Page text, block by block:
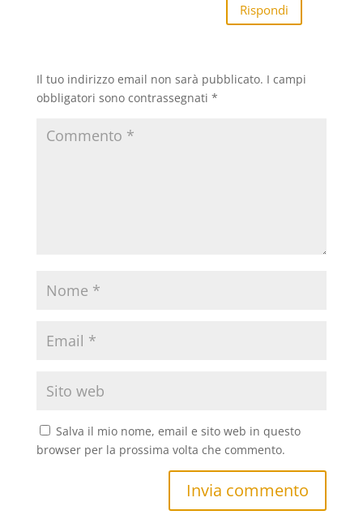
Rispondi
Il tuo indirizzo email non sarà pubblicato. I campi
obbligatori sono contrassegnati *
Salva il mio nome, email e sito web in questo
browser per la prossima volta che commento.
Invia commento